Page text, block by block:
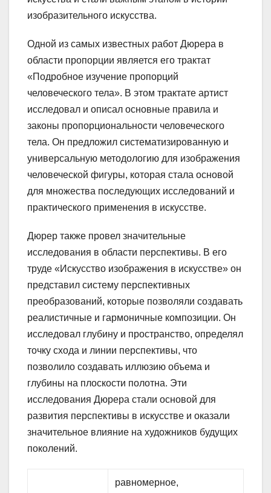
изобразительного искусства.
Одной из самых известных работ Дюрера в
области пропорции является его трактат
«Подробное изучение пропорций
человеческого тела». В этом трактате артист
исследовал и описал основные правила и
законы пропорциональности человеческого
тела. Он предложил систематизированную и
универсальную методологию для изображения
человеческой фигуры, которая стала основой
для множества последующих исследований и
практического применения в искусстве.
Дюрер также провел значительные
исследования в области перспективы. В его
труде «Искусство изображения в искусстве» он
представил систему перспективных
преобразований, которые позволяли создавать
реалистичные и гармоничные композиции. Он
исследовал глубину и пространство, определял
точку схода и линии перспективы, что
позволило создавать иллюзию объема и
глубины на плоскости полотна. Эти
исследования Дюрера стали основой для
развития перспективы в искусстве и оказали
значительное влияние на художников будущих
поколений.
равномерное,